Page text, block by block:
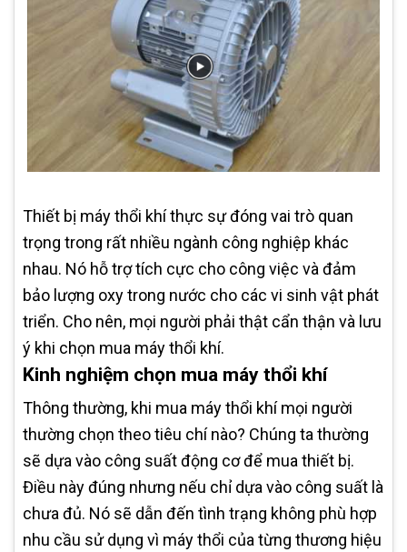
Thiết bị máy thổi khí thực sự đóng vai trò quan
trọng trong rất nhiều ngành công nghiệp khác
nhau. Nó hỗ trợ tích cực cho công việc và đảm
bảo lượng oxy trong nước cho các vi sinh vật phát
triển. Cho nên, mọi người phải thật cẩn thận và lưu
ý khi chọn mua máy thổi khí.
Kinh nghiệm chọn mua máy thổi khí
Thông thường, khi mua máy thổi khí mọi người
thường chọn theo tiêu chí nào? Chúng ta thường
sẽ dựa vào công suất động cơ để mua thiết bị.
Điều này đúng nhưng nếu chỉ dựa vào công suất là
chưa đủ. Nó sẽ dẫn đến tình trạng không phù hợp
nhu cầu sử dụng vì máy thổi của từng thương hiệu